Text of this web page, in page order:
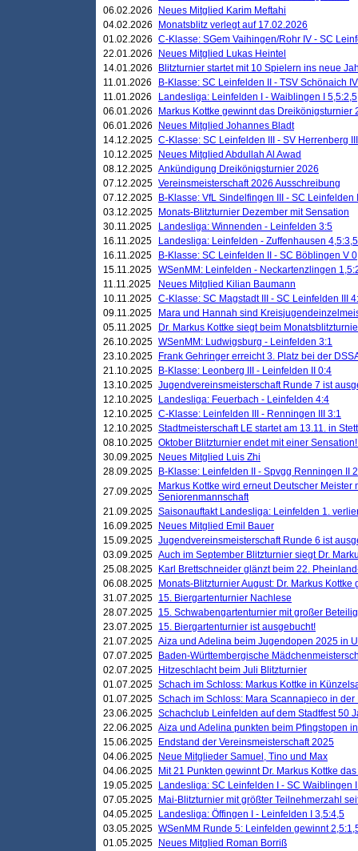
06.02.2026
Neues Mitglied Karim Meftahi
04.02.2026
Monatsblitz verlegt auf 17.02.2026
01.02.2026 C-Klasse: SGem Vaihingen/Rohr IV - SC
22.01.2026
Neues Mitglied Lukas Heintel
14.01.2026
Blitzturnier startet mit 10 Spielern ins neue
11.01.2026
B-Klasse: SC Leinfelden II - TSV Schönaich
11.01.2026
Landesliga: Leinfelden I - Waiblingen I 5,5:2,5
06.01.2026
Markus Kottke gewinnt das Dreikönigsturnier
06.01.2026
Neues Mitglied Johannes Bladt
14.12.2025 C-Klasse: SC Leinfelden III - SV Herrenberg
10.12.2025
Neues Mitglied Abdullah Al Awad
08.12.2025 Ankündigung Dreikönigsturnier 2026
07.12.2025 Vereinsmeisterschaft 2026 Ausschreibung
07.12.2025
B-Klasse: VfL Sindelfingen III - SC Leinfelden
03.12.2025
Monats-Blitzturnier Dezember mit Sensation
30.11.2025
Landesliga: Winnenden - Leinfelden 3:5
16.11.2025
Landesliga: Leinfelden - Zuffenhausen 4,5:3,5
16.11.2025
B-Klasse: SC Leinfelden II - SC Böblingen V
15.11.2025 WSenMM: Leinfelden - Neckartenzlingen
11.11.2025
Neues Mitglied Kilian Baumann
10.11.2025 C-Klasse: SC Magstadt III - SC Leinfelden III
09.11.2025
Mara und Hannah sind
05.11.2025
Dr. Markus Kottke siegt beim
26.10.2025 WSenMM: Ludwigsburg - Leinfelden 3:1
23.10.2025
Frank Gehringer erreicht 3. Platz bei der
21.10.2025
B-Klasse: Leonberg III - Leinfelden II 0:4
13.10.2025 Jugendvereinsmeisterschaft Runde 7 ist
12.10.2025
Landesliga: Feuerbach - Leinfelden 4:4
12.10.2025 C-Klasse: Leinfelden III - Renningen III 3:1
12.10.2025 Stadtmeisterschaft LE startet am 13.11. in
08.10.2025 Oktober Blitzturnier endet mit einer
30.09.2025
Neues Mitglied Luis Zhi
28.09.2025
B-Klasse: Leinfelden II - Spvgg Renningen II
27.09.2025
Markus Kottke wird erneut Deutscher Meister
Seniorenmannschaft
21.09.2025 Saisonauftakt Landesliga: Leinfelden 1.
16.09.2025
Neues Mitglied Emil Bauer
15.09.2025 Jugendvereinsmeisterschaft Runde 6 ist
03.09.2025 Auch im September Blitzturnier siegt Dr.
25.08.2025
Karl Brettschneider glänzt beim 22.
06.08.2025
Monats-Blitzturnier August: Dr. Markus Kottke
31.07.2025 15. Biergartenturnier Nachlese
28.07.2025 15. Schwabengartenturnier mit großer
23.07.2025 15. Biergartenturnier ist ausgebucht!
21.07.2025 Aiza und Adelina beim Jugendopen 2025 in
07.07.2025
Baden-Württembergische
02.07.2025
Hitzeschlacht beim Juli Blitzturnier
01.07.2025 Schach im Schloss: Markus Kottke in
01.07.2025 Schach im Schloss: Mara Scannapieco in der
23.06.2025 Schachclub Leinfelden auf dem Stadtfest 50
22.06.2025 Aiza und Adelina punkten beim Pfingstopen
15.06.2025
Endstand der Vereinsmeisterschaft 2025
04.06.2025
Neue Mitglieder Samuel, Tino und Max
04.06.2025
Mit 21 Punkten gewinnt Dr. Markus Kottke
19.05.2025
Landesliga: SC Leinfelden I - SC Waiblingen
07.05.2025
Mai-Blitzturnier mit größter Teilnehmerzahl
04.05.2025
Landesliga: Öffingen I - Leinfelden I 3,5:4,5
03.05.2025 WSenMM Runde 5: Leinfelden gewinnt
01.05.2025
Neues Mitglied Roman Borriß